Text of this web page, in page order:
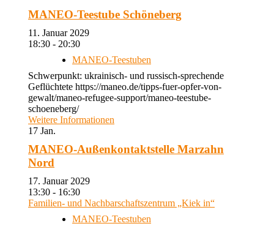
MANEO-Teestube Schöneberg
11. Januar 2029
18:30 - 20:30
MANEO-Teestuben
Schwerpunkt: ukrainisch- und russisch-sprechende
Geflüchtete https://maneo.de/tipps-fuer-opfer-von-
gewalt/maneo-refugee-support/maneo-teestube-
schoeneberg/
Weitere Informationen
17 Jan.
MANEO-Außenkontaktstelle Marzahn
Nord
17. Januar 2029
13:30 - 16:30
Familien- und Nachbarschaftszentrum „Kiek in“
MANEO-Teestuben